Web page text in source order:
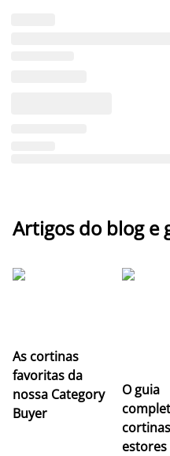
Artigos do blog e
As cortinas
favoritas da
nossa Category
Buyer
O guia
estores